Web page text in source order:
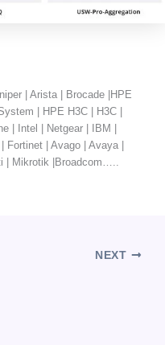
| Arista | Brocade |HPE
| HPE H3C | H3C |
| Intel | Netgear | IBM |
Fortinet | Avago | Avaya |
| Mikrotik |Broadcom…..
NEXT